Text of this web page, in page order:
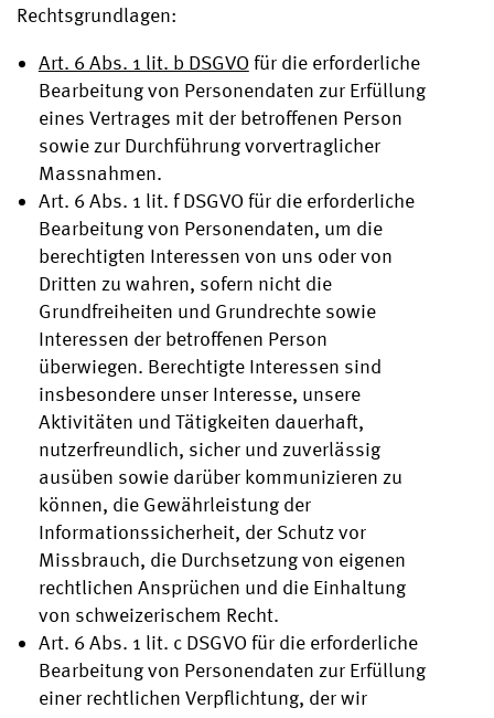
Rechtsgrundlagen:
Art. 6 Abs. 1 lit. b DSGVO für die erforderliche
Bearbeitung von Personendaten zur Erfüllung
eines Vertrages mit der betroffenen Person
sowie zur Durchführung vorvertraglicher
Massnahmen.
Art. 6 Abs. 1 lit. f DSGVO für die erforderliche
Bearbeitung von Personendaten, um die
berechtigten Interessen von uns oder von
Dritten zu wahren, sofern nicht die
Grundfreiheiten und Grundrechte sowie
Interessen der betroffenen Person
überwiegen. Berechtigte Interessen sind
insbesondere unser Interesse, unsere
Aktivitäten und Tätigkeiten dauerhaft,
nutzerfreundlich, sicher und zuverlässig
ausüben sowie darüber kommunizieren zu
können, die Gewährleistung der
Informationssicherheit, der Schutz vor
Missbrauch, die Durchsetzung von eigenen
rechtlichen Ansprüchen und die Einhaltung
von schweizerischem Recht.
Art. 6 Abs. 1 lit. c DSGVO für die erforderliche
Bearbeitung von Personendaten zur Erfüllung
einer rechtlichen Verpflichtung, der wir